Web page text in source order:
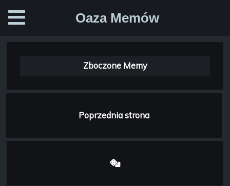
Oaza Memów
Zboczone Memy
Poprzednia strona